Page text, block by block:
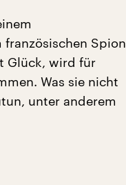
Spion
Glück, wird für
Was sie nicht
unter anderem